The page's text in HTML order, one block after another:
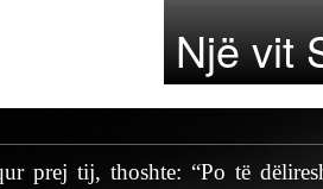
Një vit
prej tij, thoshte: “Po të